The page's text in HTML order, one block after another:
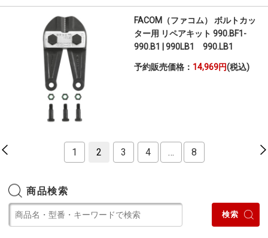
FACOM（ファコム） ボルトカッ
ター用 リペアキット 990.BF1-
990.B1 | 990LB1 990.LB1
予約販売価格： 14,969円(税込)
1 2 3 4 … 8
商品検索